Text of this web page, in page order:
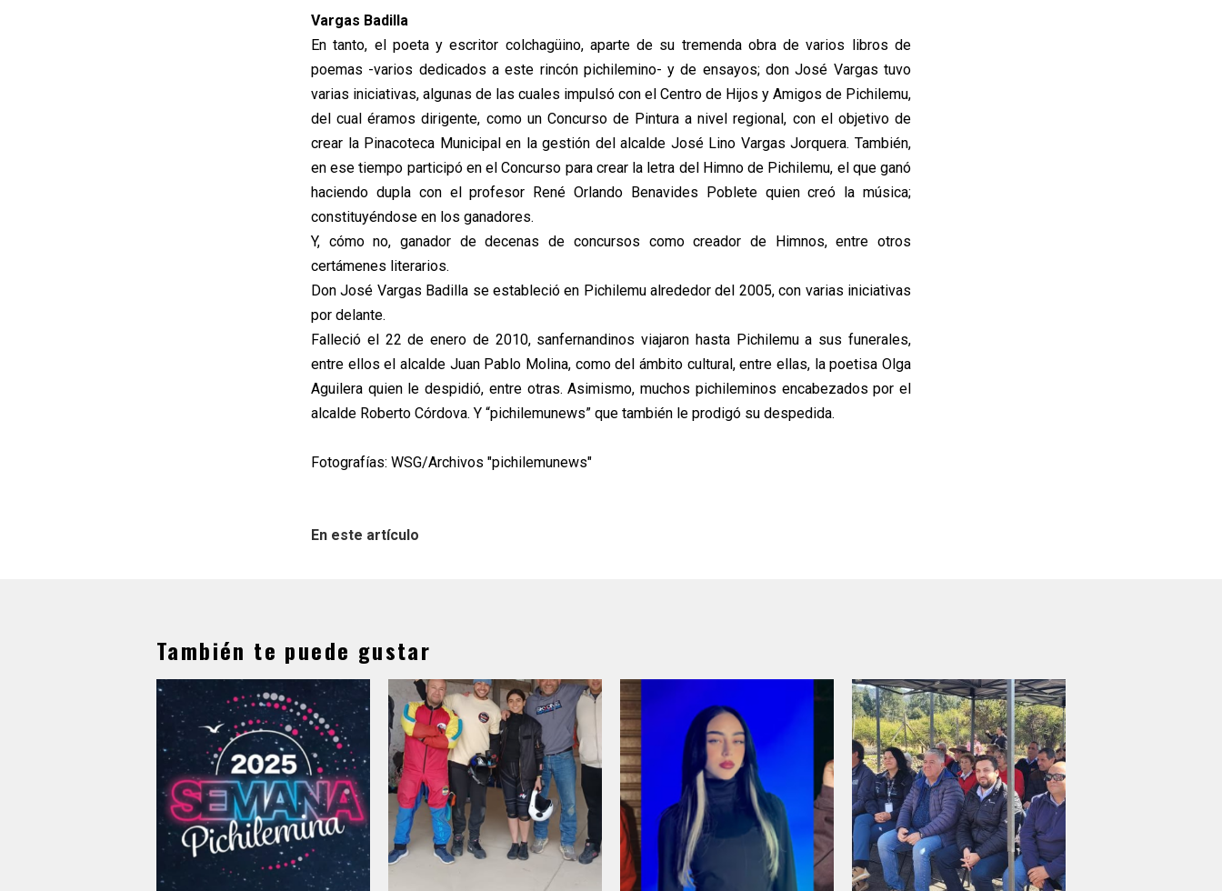
Vargas Badilla
En tanto, el poeta y escritor colchagüino, aparte de su tremenda obra de varios libros de
poemas -varios dedicados a este rincón pichilemino- y de ensayos; don José Vargas tuvo
varias iniciativas, algunas de las cuales impulsó con el Centro de Hijos y Amigos de Pichilemu,
del cual éramos dirigente, como un Concurso de Pintura a nivel regional, con el objetivo de
crear la Pinacoteca Municipal en la gestión del alcalde José Lino Vargas Jorquera. También,
en ese tiempo participó en el Concurso para crear la letra del Himno de Pichilemu, el que ganó
haciendo dupla con el profesor René Orlando Benavides Poblete quien creó la música;
constituyéndose en los ganadores.
Y, cómo no, ganador de decenas de concursos como creador de Himnos, entre otros
certámenes literarios.
Don José Vargas Badilla se estableció en Pichilemu alrededor del 2005, con varias iniciativas
por delante.
Falleció el 22 de enero de 2010, sanfernandinos viajaron hasta Pichilemu a sus funerales,
entre ellos el alcalde Juan Pablo Molina, como del ámbito cultural, entre ellas, la poetisa Olga
Aguilera quien le despidió, entre otras. Asimismo, muchos pichileminos encabezados por el
alcalde Roberto Córdova. Y “pichilemunews” que también le prodigó su despedida.
Fotografías: WSG/Archivos "pichilemunews"
En este artículo
También te puede gustar